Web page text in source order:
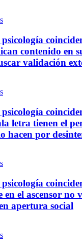
contenido en
validación
letra tienen el
hacen por
en el ascensor no
apertura social